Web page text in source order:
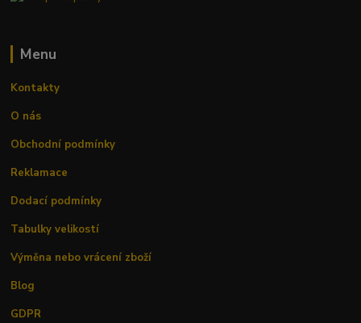
Menu
Kontakty
O nás
Obchodní podmínky
Reklamace
Dodací podmínky
Tabulky velikostí
Výměna nebo vrácení zboží
Blog
GDPR